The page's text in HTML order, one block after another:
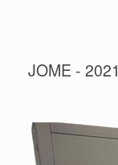
JOME - 2021